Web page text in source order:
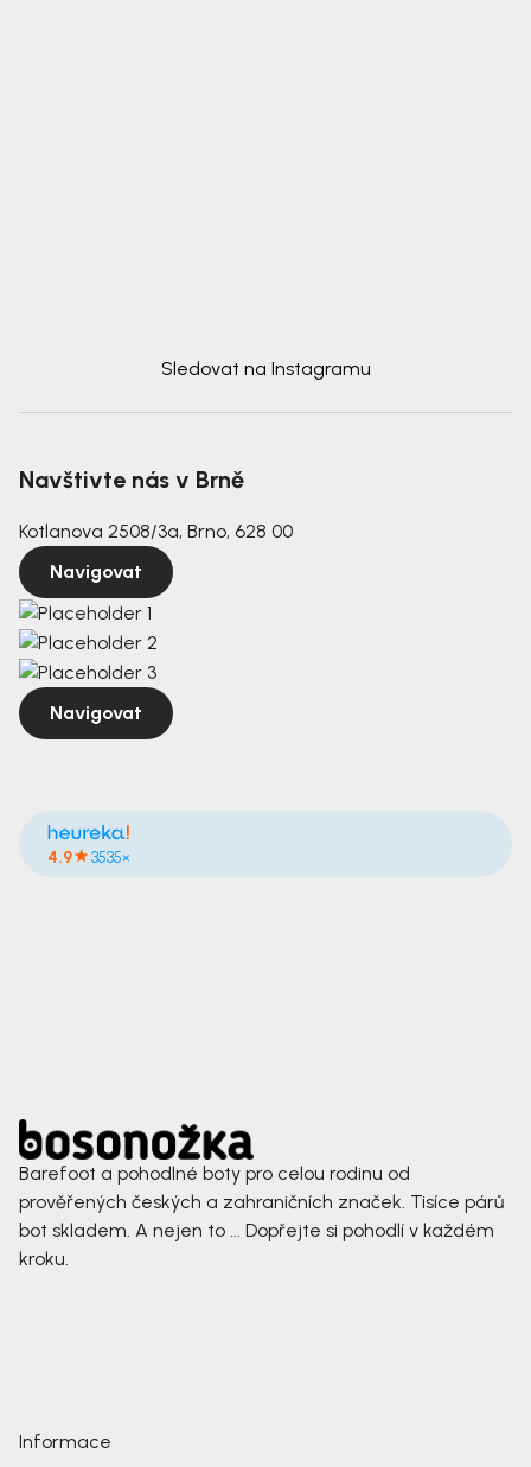
Sledovat na Instagramu
Navštivte nás v Brně
Kotlanova 2508/3a, Brno, 628 00
Navigovat
Navigovat
4.9 3535×
Barefoot a pohodlné boty pro celou rodinu od
prověřených českých a zahraničních značek. Tisíce párů
bot skladem. A nejen to ... Dopřejte si pohodlí v každém
kroku.
Informace